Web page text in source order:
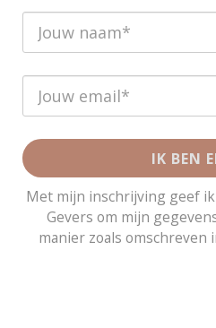
IK BEN
Met mijn inschrijving geef
Gevers om mijn
manier zoals omschreven